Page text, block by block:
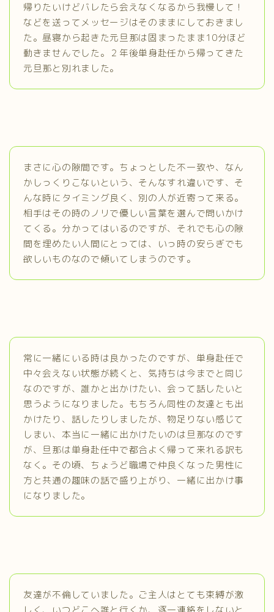
帰りたいけどバレたら会えなくなるから我慢して！
などを送ってメッセージはそのままにしておきまし
た。昼寝から起きた元旦那は固まったまま10分ほど
動きませんでした。２年後単身赴任から帰ってきた
元旦那と別れました。
まさに心の隙間です。ちょっとした不一致や、なん
かしっくりこないという、そんなすれ違いです、そ
んな時にタイミング良く、別の人が近寄って来る。
相手はその時のノリで優しい言葉を選んで問いかけ
てくる。分かってはいるのですが、それでも心の隙
間を埋めたい人間にとっては、いっ時の安らぎでも
欲しいものなので傾いてしまうのです。
常に一緒にいる時は良かったのですが、単身赴任で
中々会えない状態が続くと、気持ちは今までと同じ
なのですが、誰かと出かけたい、会って話したいと
思うようになりました。もちろん同性の友達とも出
かけたり、話したりしましたが、物足りない感じて
しまい、本当に一緒に出かけたいのは旦那なのです
が、旦那は単身赴任中で都合よく帰って来れる訳も
なく。その頃、ちょうど職場で仲良くなった男性に
方と共通の趣味の話で盛り上がり、一緒に出かけ事
になりました。
友達が不倫していました。ご主人はとても束縛が激